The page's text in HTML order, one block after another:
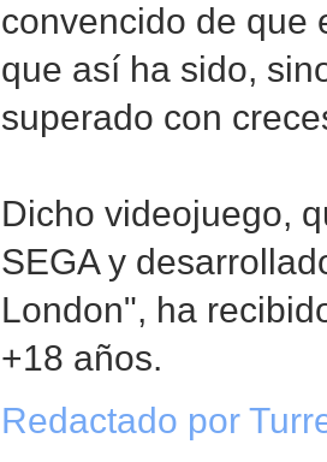
convencido de que
que así ha sido,
superado con
Dicho videojuego,
SEGA y
London", ha
+18 años.
Redactado por